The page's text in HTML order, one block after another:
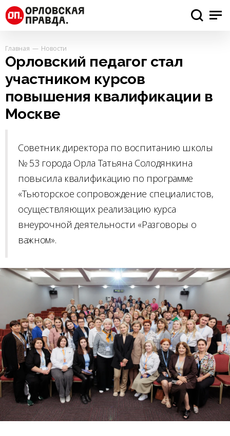
Главная Новости
Орловский педагог стал
участником курсов
повышения квалификации в
Москве
Советник директора по воспитанию школы
№ 53 города Орла Татьяна Солодянкина
повысила квалификацию по программе
«Тьюторское сопровождение специалистов,
осуществляющих реализацию курса
внеурочной деятельности «Разговоры о
важном».